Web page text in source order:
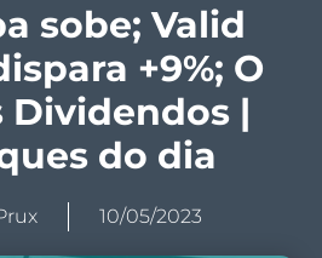
sobe; Valid
+9%; O
Dividendos |
do dia
10/05/2023